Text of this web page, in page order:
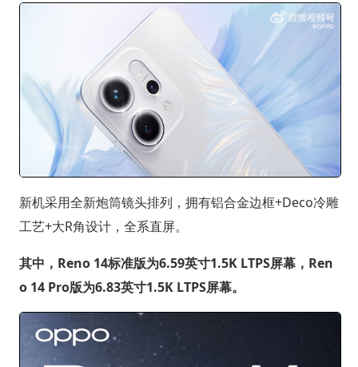
新机采用全新炮筒镜头排列，拥有铝合金边框+Deco冷雕
工艺+大R角设计，全系直屏。
其中，Reno 14标准版为6.59英寸1.5K LTPS屏幕，Ren
o 14 Pro版为6.83英寸1.5K LTPS屏幕。